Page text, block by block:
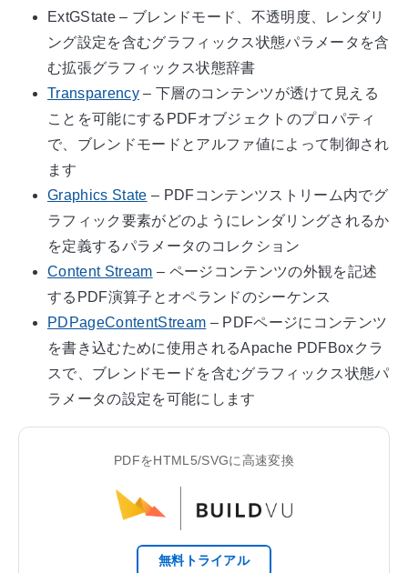
ExtGState – ブレンドモード、不透明度、レンダリ
ング設定を含むグラフィックス状態パラメータを含
む拡張グラフィックス状態辞書
Transparency– 下層のコンテンツが透けて見える
ことを可能にするPDFオブジェクトのプロパティ
で、ブレンドモードとアルファ値によって制御され
ます
Graphics State – PDFコンテンツストリーム内でグ
ラフィック要素がどのようにレンダリングされるか
を定義するパラメータのコレクション
Content Stream – ページコンテンツの外観を記述
するPDF演算子とオペランドのシーケンス
PDPageContentStream – PDFページにコンテンツ
を書き込むために使用されるApache PDFBoxクラ
スで、ブレンドモードを含むグラフィックス状態パ
ラメータの設定を可能にします
PDFをHTML5/SVGに高速変換
無料トライアル